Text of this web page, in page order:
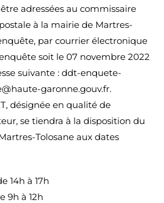
adressées au commissaire
à la mairie de Martres-
par courrier électronique
soit le 07 novembre 2022
suivante : ddt-enquete-
garonne.gouv.fr.
désignée en qualité de
se tiendra à la disposition du
Tolosane aux dates
14h à 17h
9h à 12h